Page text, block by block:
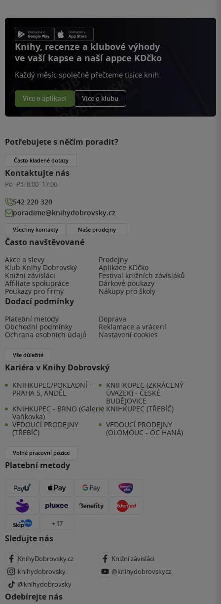
Knihy, recenze a klubové výhody
ve vaší kapse a naší appce KDčko
Každý měsíc společně přečteme tisíce knih
Více o aplikaci Více o klubu
Často navštěvované
Akce a slevy
Prodejny
Klub Knihy Dobrovský
Aplikace KDčko
Knižní závisláci
Festival knižních závisláků
Affiliate spolupráce
Dárkové poukazy
Poukazy pro firmy
Nákupy pro školy
Dodací podmínky
Platební metody
Doprava
Obchodní podmínky
Reklamace a vrácení
Ochrana osobních údajů
Nastavení cookies
Vše důležité
Kariéra v Knihy Dobrovský
KNIHKUPEC/POKLADNÍ -
PRAHA 5, ANDĚL
KNIHKUPEC (ZKRÁCENÝ
ÚVAZEK) - ČESKÉ
BUDĚJOVICE
KNIHKUPEC - BRNO (Galerie
Vaňkovka)
KNIHKUPEC (TŘEBÍČ)
VEDOUCÍ PRODEJNY
(TŘEBÍČ)
VEDOUCÍ PRODEJNY
(OLOMOUC - OC HANÁ)
Volné pracovní pozice
Platební metody
+ 17
Sledujte nás
KnihyDobrovsky.cz
Knižní závisláci
knihydobrovsky
@knihydobrovskycz
@knihydobrovsky
Odebírejte nás
Potřebujete s něčím poradit?
Často kladené dotazy
Kontaktujte nás
Po–Pá: 8:00–17:00
542 220 320
poradime@knihydobrovsky.cz
Všechny kontakty Naše prodejny